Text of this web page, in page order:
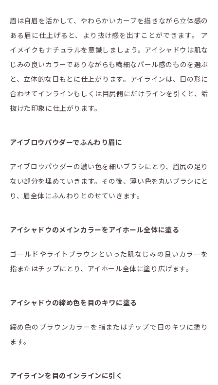
眉は自眉を活かして、やわらかいカーブを描きながら立体感の
ある眉に仕上げると、より抜け感を出すことができます。 ア
イメイクもナチュラルを意識しましょう。アイシャドウは肌な
じみの良いカラーでありながらも繊細なパール感のものを選ぶ
と、立体的な目もとに仕上がります。アイラインは、目の形に
合わせてインラインもしくは目尻側にだけラインを引くと、垢
抜けた印象に仕上がります。
アイブロウパウダーでふんわり眉に
アイブロウパウダーの濃い色を細いブラシにとり、眉尻の足り
ない部分を埋めていきます。その後、薄い色を丸いブラシにと
り、眉全体にふんわりとのせていきます。
アイシャドウのメインカラーをアイホール全体に塗る
ゴールドやライトブラウンといった肌なじみの良いカラーを
指またはチップにとり、アイホール全体に塗り広げます。
アイシャドウの締め色を目のキワに塗る
締め色のブラウンカラーを指またはチップで目のキワに塗り
ます。
アイラインを目のインラインに引く